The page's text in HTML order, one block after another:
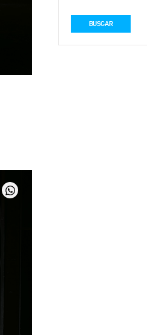
BUSCAR